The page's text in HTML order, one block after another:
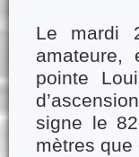
Le mardi
amateure,
pointe
signe le
mètres que